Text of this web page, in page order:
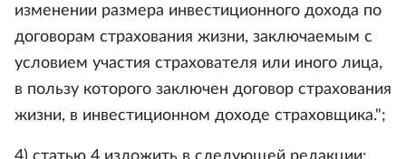
изменении размера инвестиционного дохода по
договорам страхования жизни, заключаемым с
условием участия страхователя или иного лица,
в пользу которого заключен договор страхования
жизни, в инвестиционном доходе страховщика.";